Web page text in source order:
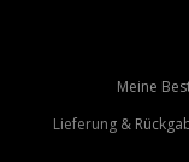
Meine
Lieferung &